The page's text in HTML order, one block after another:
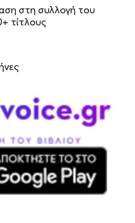
στη συλλογή του
τίτλους